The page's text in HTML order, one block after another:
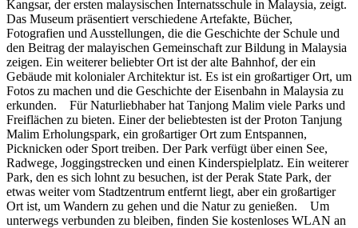
Kangsar, der ersten malaysischen Internatsschule in Malaysia, zeigt.
Das Museum präsentiert verschiedene Artefakte, Bücher,
Fotografien und Ausstellungen, die die Geschichte der Schule und
den Beitrag der malayischen Gemeinschaft zur Bildung in Malaysia
zeigen. Ein weiterer beliebter Ort ist der alte Bahnhof, der ein
Gebäude mit kolonialer Architektur ist. Es ist ein großartiger Ort, um
Fotos zu machen und die Geschichte der Eisenbahn in Malaysia zu
erkunden. Für Naturliebhaber hat Tanjong Malim viele Parks und
Freiflächen zu bieten. Einer der beliebtesten ist der Proton Tanjung
Malim Erholungspark, ein großartiger Ort zum Entspannen,
Picknicken oder Sport treiben. Der Park verfügt über einen See,
Radwege, Joggingstrecken und einen Kinderspielplatz. Ein weiterer
Park, den es sich lohnt zu besuchen, ist der Perak State Park, der
etwas weiter vom Stadtzentrum entfernt liegt, aber ein großartiger
Ort ist, um Wandern zu gehen und die Natur zu genießen. Um
unterwegs verbunden zu bleiben, finden Sie kostenloses WLAN an